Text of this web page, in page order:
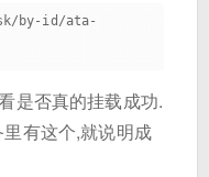
by-id/ata-
是否真的挂载成功.
有这个,就说明成